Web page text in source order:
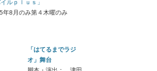
ルｐｌｕｓ」
8月のみ第４木曜のみ
「はてるまでラジ
オ」舞台